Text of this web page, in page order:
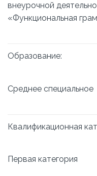
внеурочной
«Функциональная
Образование:
Среднее специальное
Квалификационная
Первая категория